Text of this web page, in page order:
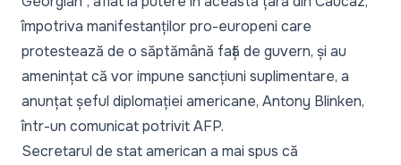
împotriva manifestanților pro-europeni care
protestează de o săptămână față de guvern, și au
amenințat că vor impune sancțiuni suplimentare, a
anunțat șeful diplomației americane, Antony Blinken,
într-un comunicat potrivit AFP.
Secretarul de stat american a mai spus că